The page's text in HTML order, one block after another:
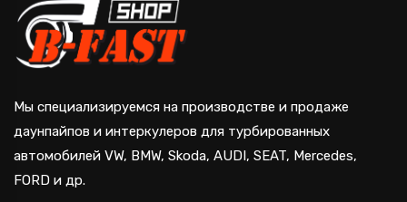
Мы специализируемся на производстве и продаже
даунпайпов и интеркулеров для турбированных
автомобилей VW, BMW, Skoda, AUDI, SEAT, Mercedes,
FORD и др.